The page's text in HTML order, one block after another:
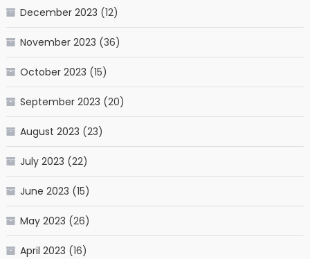
December 2023 (12)
November 2023 (36)
October 2023 (15)
September 2023 (20)
August 2023 (23)
July 2023 (22)
June 2023 (15)
May 2023 (26)
April 2023 (16)